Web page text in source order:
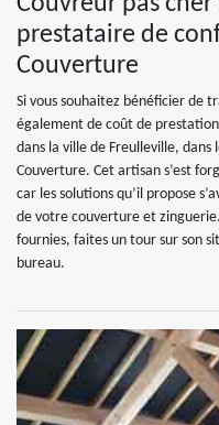
prestataire de
Couverture
Si vous souhaitez bénéficier de
également de coût de
dans la ville de Freulleville,
Couverture. Cet artisan s’est
car les solutions qu’il propose
de votre couverture et
fournies, faites un tour sur son
bureau.